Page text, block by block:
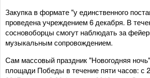
Закупка в формате "у единственного
проведена учреждением 6 декабря. В
сосновоборцы смогут наблюдать за
музыкальным сопровождением.
Сам массовый праздник "Новогодняя
площади Победы в течение пяти часов: с